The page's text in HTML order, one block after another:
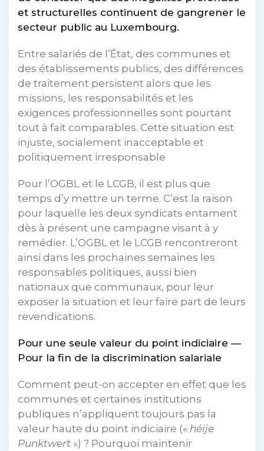
et structurelles continuent de gangrener le
secteur public au Luxembourg.
Entre salariés de l’État, des communes et
des établissements publics, des différences
de traitement persistent alors que les
missions, les responsabilités et les
exigences professionnelles sont pourtant
tout à fait comparables. Cette situation est
injuste, socialement inacceptable et
politiquement irresponsable
Pour l’OGBL et le LCGB, il est plus que
temps d’y mettre un terme. C’est la raison
pour laquelle les deux syndicats entament
dès à présent une campagne visant à y
remédier. L’OGBL et le LCGB rencontreront
ainsi dans les prochaines semaines les
responsables politiques, aussi bien
nationaux que communaux, pour leur
exposer la situation et leur faire part de leurs
revendications.
Pour une seule valeur du point indiciaire —
Pour la fin de la discrimination salariale
Comment peut-on accepter en effet que les
communes et certaines institutions
publiques n’appliquent toujours pas la
valeur haute du point indiciaire (« héije
Punktwert ») ? Pourquoi maintenir